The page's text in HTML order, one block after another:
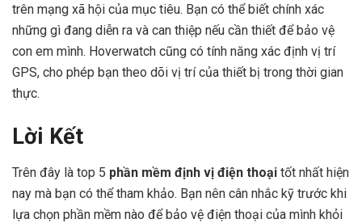
trên mạng xã hội của mục tiêu. Bạn có thể biết chính xác
những gì đang diễn ra và can thiệp nếu cần thiết để bảo vệ
con em mình. Hoverwatch cũng có tính năng xác định vị trí
GPS, cho phép bạn theo dõi vị trí của thiết bị trong thời gian
thực.
Lời Kết
Trên đây là top 5 phần mềm định vị điện thoại tốt nhất hiện
nay mà bạn có thể tham khảo. Bạn nên cân nhắc kỹ trước khi
lựa chọn phần mềm nào để bảo vệ điện thoại của mình khỏi